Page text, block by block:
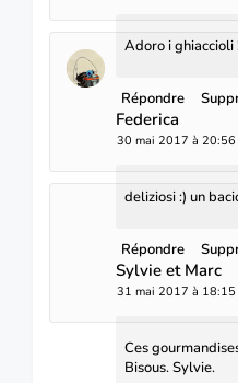
Adoro i ghiaccioli
Répondre
Federica
30 mai 2017 à 20:56
deliziosi :) un
Répondre
Sylvie et Marc
31 mai 2017 à 18:15
Ces
Bisous. Sylvie.